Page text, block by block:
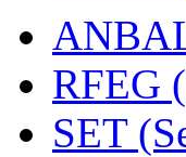
RFEG
SET